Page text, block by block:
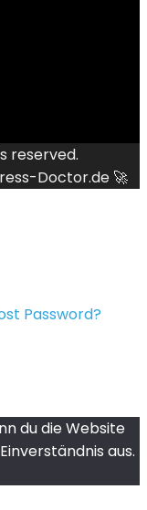
reserved.
Doctor.de 🚀
Password?
du die Website
aus.